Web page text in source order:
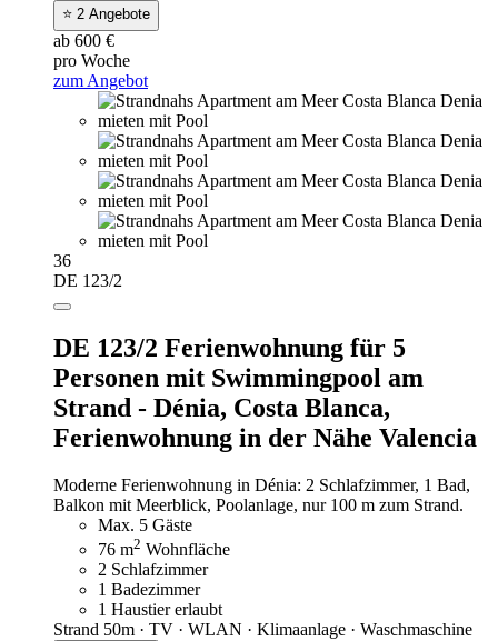
⭐ 2 Angebote
ab 600 €
pro Woche
zum Angebot
36
DE 123/2
DE 123/2 Ferienwohnung für 5
Personen mit Swimmingpool am
Strand - Dénia, Costa Blanca,
Ferienwohnung in der Nähe Valencia
Moderne Ferienwohnung in Dénia: 2 Schlafzimmer, 1 Bad,
Balkon mit Meerblick, Poolanlage, nur 100 m zum Strand.
Max. 5 Gäste
76 m2 Wohnfläche
2 Schlafzimmer
1 Badezimmer
1 Haustier erlaubt
Strand 50m · TV · WLAN · Klimaanlage · Waschmaschine